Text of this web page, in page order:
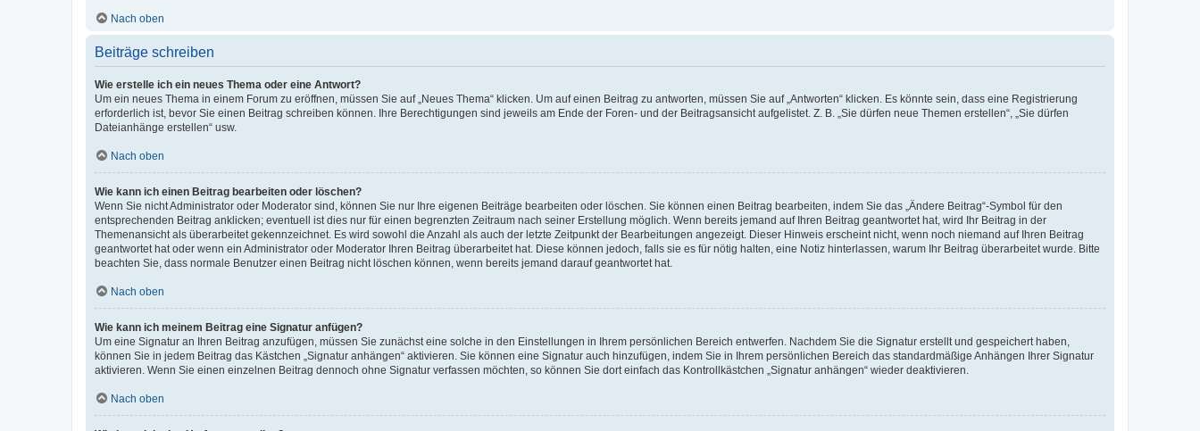
Nach oben
Beiträge schreiben
Wie erstelle ich ein neues Thema oder eine Antwort?
Um ein neues Thema in einem Forum zu eröffnen, müssen Sie auf „Neues Thema“ klicken. Um auf einen Beitrag zu antworten, müssen Sie auf „Antworten“ klicken. Es könnte sein, dass eine Registrierung
erforderlich ist, bevor Sie einen Beitrag schreiben können. Ihre Berechtigungen sind jeweils am Ende der Foren- und der Beitragsansicht aufgelistet. Z. B. „Sie dürfen neue Themen erstellen“, „Sie dürfen
Dateianhänge erstellen“ usw.
Nach oben
Wie kann ich einen Beitrag bearbeiten oder löschen?
Wenn Sie nicht Administrator oder Moderator sind, können Sie nur Ihre eigenen Beiträge bearbeiten oder löschen. Sie können einen Beitrag bearbeiten, indem Sie das „Ändere Beitrag“-Symbol für den
entsprechenden Beitrag anklicken; eventuell ist dies nur für einen begrenzten Zeitraum nach seiner Erstellung möglich. Wenn bereits jemand auf Ihren Beitrag geantwortet hat, wird Ihr Beitrag in der
Themenansicht als überarbeitet gekennzeichnet. Es wird sowohl die Anzahl als auch der letzte Zeitpunkt der Bearbeitungen angezeigt. Dieser Hinweis erscheint nicht, wenn noch niemand auf Ihren Beitrag
geantwortet hat oder wenn ein Administrator oder Moderator Ihren Beitrag überarbeitet hat. Diese können jedoch, falls sie es für nötig halten, eine Notiz hinterlassen, warum Ihr Beitrag überarbeitet wurde. Bitte
beachten Sie, dass normale Benutzer einen Beitrag nicht löschen können, wenn bereits jemand darauf geantwortet hat.
Nach oben
Wie kann ich meinem Beitrag eine Signatur anfügen?
Um eine Signatur an Ihren Beitrag anzufügen, müssen Sie zunächst eine solche in den Einstellungen in Ihrem persönlichen Bereich entwerfen. Nachdem Sie die Signatur erstellt und gespeichert haben,
können Sie in jedem Beitrag das Kästchen „Signatur anhängen“ aktivieren. Sie können eine Signatur auch hinzufügen, indem Sie in Ihrem persönlichen Bereich das standardmäßige Anhängen Ihrer Signatur
aktivieren. Wenn Sie einen einzelnen Beitrag dennoch ohne Signatur verfassen möchten, so können Sie dort einfach das Kontrollkästchen „Signatur anhängen“ wieder deaktivieren.
Nach oben